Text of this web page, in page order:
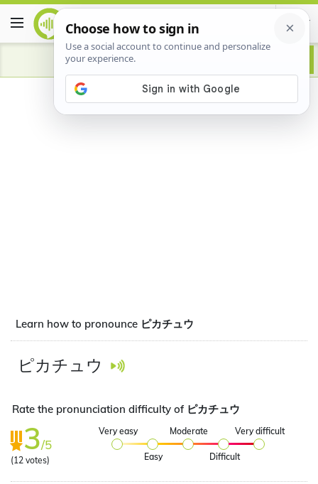
Learn how to pronounce ピカチュウ
ピカチュウ
Rate the pronunciation difficulty of ピカチュウ
3/5
(12 votes)
Very easy
Easy
Moderate
Difficult
Very difficult